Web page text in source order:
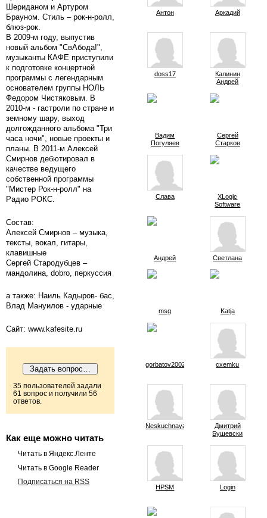
Шериданом и Артуром
Брауном. Стиль – рок-н-ролл,
блюз-рок.
В 2009-м году, выпустив
новый альбом "СвАбода!",
музыканты КАФЕ приступили
к подготовке концертной
программы с легендарным
основателем группы НОЛЬ
Федором Чистяковым. В
2010-м - гастроли по стране и
земному шару, выход
долгожданного альбома "Три
часа ночи", новые проекты и
планы. В 2011-м Алексей
Смирнов дебютировал в
качестве ведущего
собственной программы
"Мистер Рок-н-ролл" на
Радио РОКС.
Состав:
Алексей Смирнов – музыка,
тексты, вокал, гитары,
клавишные
Сергей Стародубцев –
мандолина, dobro, перкуссия
а также: Наиль Кадыров- бас,
Влад Мануилов - ударные
Сайт: www.kafesite.ru
35 пользователей задали
61 вопрос и получили 56
ответов.
Как еще можно читать
Читать в Яндекс.Ленте
Читать в Google Reader
Подписаться на RSS
Антон Аркадий
doss17
Калинин
Андрей
Вадим
Погуляев
Сергей
Старков
Слава
XLogic
Software
Андрей Светлана
msg Katja
gorbatov2002 cxemku
Neskuchnaya
Дмитрий
Бушевски
HPSM Login